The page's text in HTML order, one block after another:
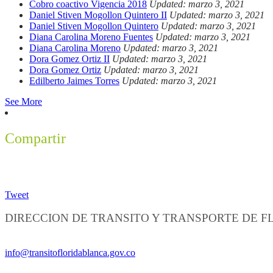
Cobro coactivo Vigencia 2018 Updated: marzo 3, 2021
Daniel Stiven Mogollon Quintero II Updated: marzo 3, 2021
Daniel Stiven Mogollon Quintero Updated: marzo 3, 2021
Diana Carolina Moreno Fuentes Updated: marzo 3, 2021
Diana Carolina Moreno Updated: marzo 3, 2021
Dora Gomez Ortiz II Updated: marzo 3, 2021
Dora Gomez Ortiz Updated: marzo 3, 2021
Edilberto Jaimes Torres Updated: marzo 3, 2021
See More
Compartir
Tweet
DIRECCION DE TRANSITO Y TRANSPORTE DE
info@transitofloridablanca.gov.co